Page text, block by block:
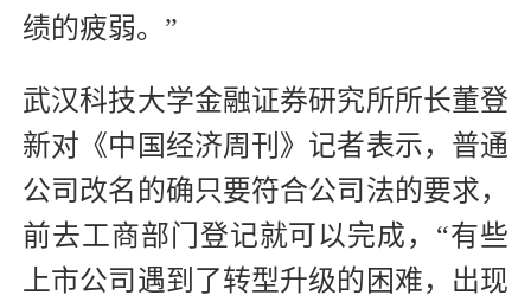
绩的疲弱。”
武汉科技大学金融证券研究所所长董登
新对《中国经济周刊》记者表示，普通
公司改名的确只要符合公司法的要求，
前去工商部门登记就可以完成，“有些
上市公司遇到了转型升级的困难，出现